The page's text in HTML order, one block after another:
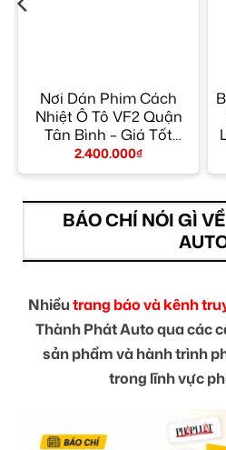
Nơi Dán Phim Cách
Nhiệt Ô Tô VF2 Quận
Tân Bình – Giá Tốt
TPHCM
2.400.000₫
BÁO CHÍ NÓI GÌ
Nhiềutrang báo và kênh
Thành Phát Auto qua các
sản phẩm và hành trình
trong lĩnh vực